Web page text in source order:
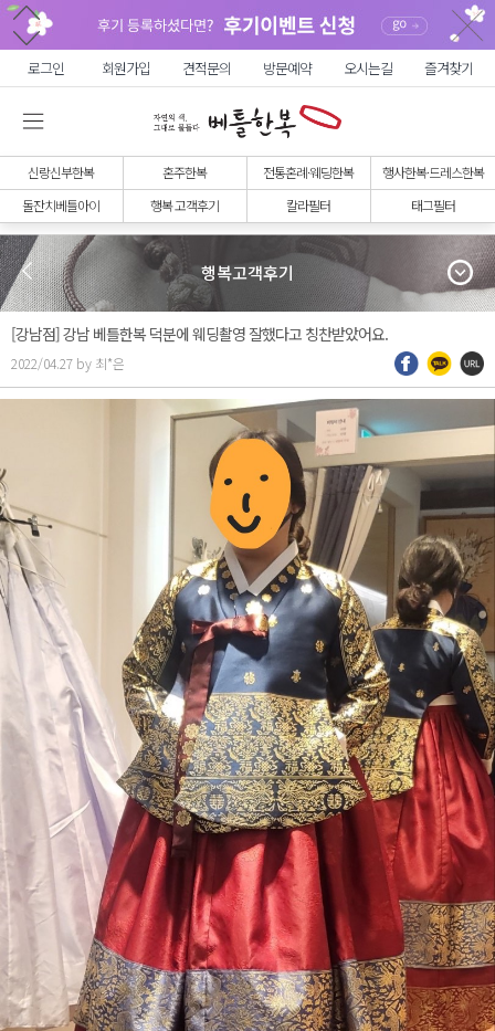
로그인 회원가입 견적문의 방문예약 오시는길 즐겨찾기
신랑신부한복 혼주한복 전통혼례·웨딩한복
행사한복·드레스한복
돌잔치베틀아이
행복 고객후기 칼라필터 태그필터
행복고객후기
[강남점] 강남 베틀한복 덕분에 웨딩촬영 잘했다고 칭찬받았어요.
2022/04.27 by 최*은